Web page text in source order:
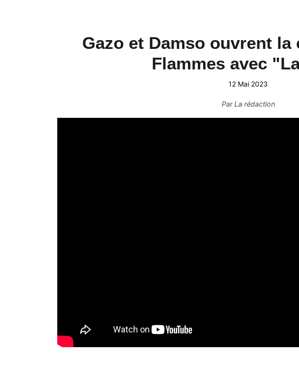
Gazo et Damso ouvrent la
Flammes avec
12 Mai 2023
ParLa rédaction